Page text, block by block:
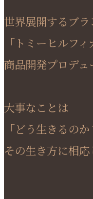
世界展開するブラ
「トミーヒルフ
商品開発プロデュ
大事なことは
「どう生きるの
その生き方に相応